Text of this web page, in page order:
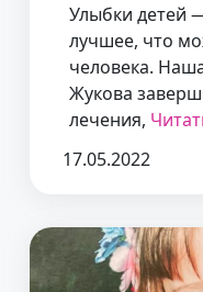
Улыбки детей
лучшее, что
человека.
Жукова
лечения,
17.05.2022